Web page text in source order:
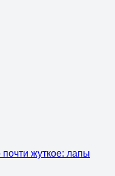
жуткое: лапы